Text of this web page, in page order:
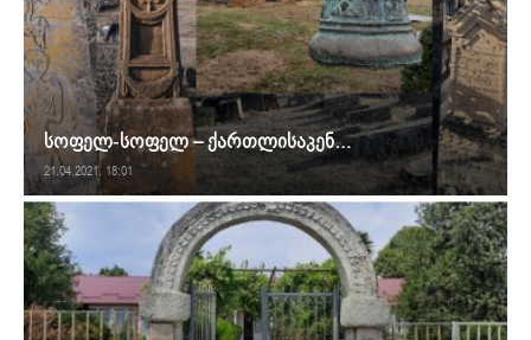
სოფელ-სოფელ – ქართლისაკენ…
21.04.2021. 18:01